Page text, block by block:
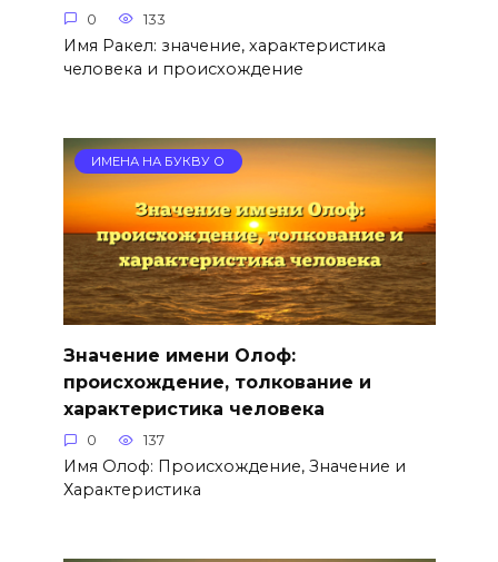
0 133
Имя Ракел: значение, характеристика
человека и происхождение
ИМЕНА НА БУКВУ О
Значение имени Олоф:
происхождение, толкование и
характеристика человека
0 137
Имя Олоф: Происхождение, Значение и
Характеристика